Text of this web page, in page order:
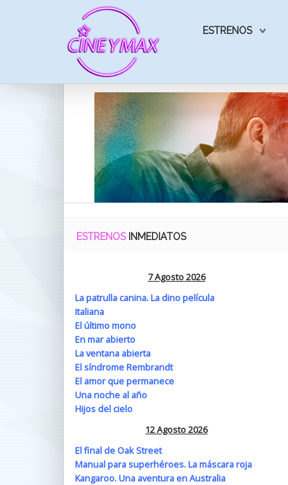
ESTRENOS
ESTRENOS INMEDIATOS
7 Agosto 2026
La patrulla canina. La dino película
Italiana
El último mono
En mar abierto
La ventana abierta
El síndrome Rembrandt
El amor que permanece
Una noche al año
Hijos del cielo
12 Agosto 2026
El final de Oak Street
Manual para superhéroes. La máscara roja
Kangaroo. Una aventura en Australia